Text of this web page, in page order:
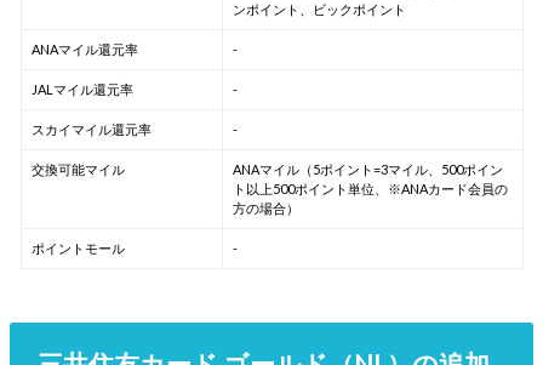
ンポイント、ビックポイント
ANAマイル還元率 -
JALマイル還元率 -
スカイマイル還元率 -
交換可能マイル
ANAマイル（5ポイント=3マイル、500ポイン
ト以上500ポイント単位、※ANAカード会員の
方の場合）
ポイントモール -